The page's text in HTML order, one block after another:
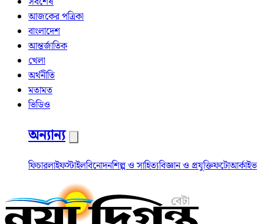
আজকের পত্রিকা
বাংলাদেশ
আন্তর্জাতিক
খেলা
অর্থনীতি
মতামত
ভিডিও
অন্যান্য
ফিচারলাইফস্টাইলবিনোদনশিল্প ও সাহিত্যবিজ্ঞান ও প্রযুক্তিফটোআর্কাইভ